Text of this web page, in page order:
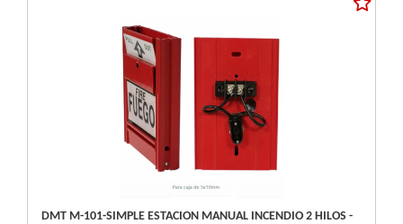
DMT M-101-SIMPLE ESTACION MANUAL INCENDIO 2 HILOS -